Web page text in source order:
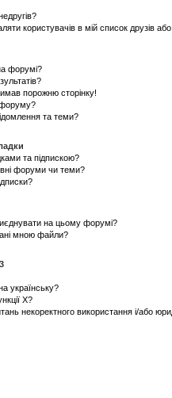
користувачів в мій список друзів або
форумі?
порожню сторінку!
форуму?
та теми?
та підпискою?
форуми чи теми?
на цьому форумі?
мною файли?
українську?
X?
некоректного використання і/або